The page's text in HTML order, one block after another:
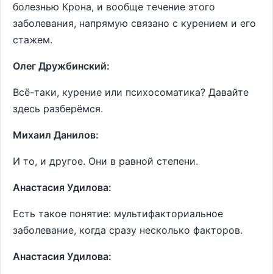
болезнью Крона, и вообще течение этого
заболевания, напрямую связано с курением и его
стажем.
Олег Дружбинский:
Всё-таки, курение или психосоматика? Давайте
здесь разберёмся.
Михаил Данилов:
И то, и другое. Они в равной степени.
Анастасия Удилова:
Есть такое понятие: мультифакториальное
заболевание, когда сразу несколько факторов.
Анастасия Удилова: